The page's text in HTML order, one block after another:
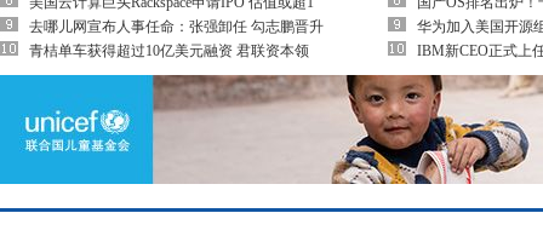
去哪儿网宣布人事任命：张强卸任 勾志鹏晋升
青桔单车获得超过10亿美元融资 君联资本领
华为加入美国开源
IBM新CEO正式上